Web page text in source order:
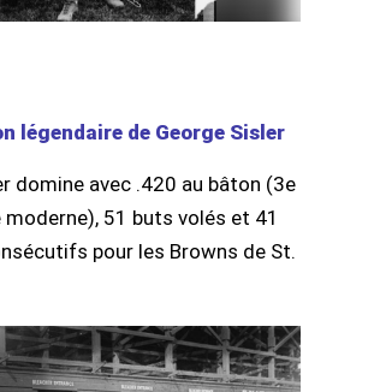
légendaire de George Sisler
domine avec .420 au bâton (3e
moderne), 51 buts volés et 41
pour les Browns de St.